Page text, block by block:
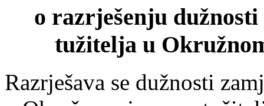
o razrješenju
tužitelja u
Razrješava se dužnosti